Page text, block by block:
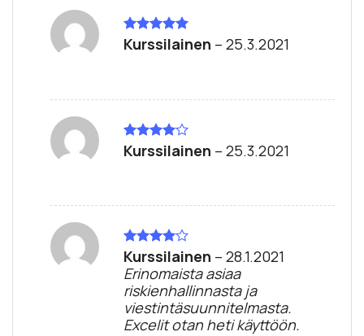
Arvostelu
Kurssilainen – 25.3.2021
Arvostelu
Kurssilainen – 25.3.2021
Arvostelu
tuotteesta:
4/ 5
Kurssilainen – 28.1.2021
Erinomaista asiaa
riskienhallinnasta ja
viestintäsuunnitelmasta.
Excelit otan heti käyttöön.